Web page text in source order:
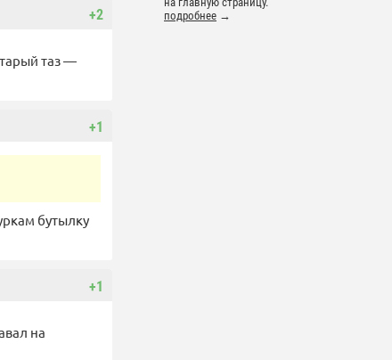
подробнее →
+2
таз —
+1
бутылку
+1
на